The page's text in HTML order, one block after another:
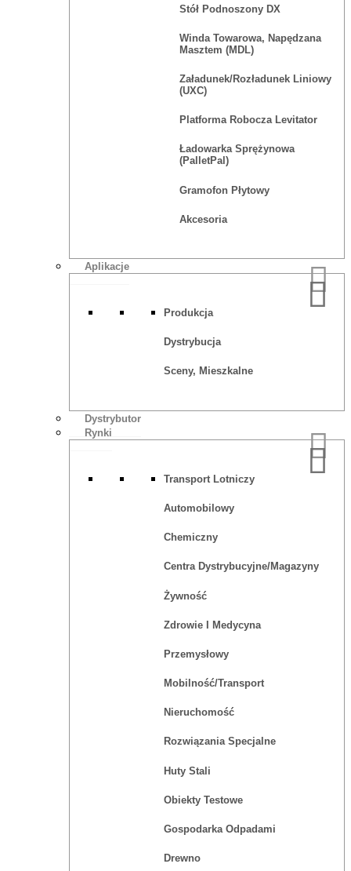
Stół Podnoszony DX
Winda Towarowa, Napędzana
Masztem (MDL)
Załadunek/rozładunek Liniowy
(UXC)
Platforma Robocza Levitator
Ładowarka Sprężynowa
(PalletPal)
Gramofon Płytowy
Akcesoria
Aplikacje
Produkcja
Dystrybucja
Sceny, Mieszkalne
Dystrybutor
Rynki
Transport Lotniczy
Automobilowy
Chemiczny
Centra Dystrybucyjne/magazyny
Żywność
Zdrowie I Medycyna
Przemysłowy
Mobilność/Transport
Nieruchomość
Rozwiązania Specjalne
Huty Stali
Obiekty Testowe
Gospodarka Odpadami
Drewno